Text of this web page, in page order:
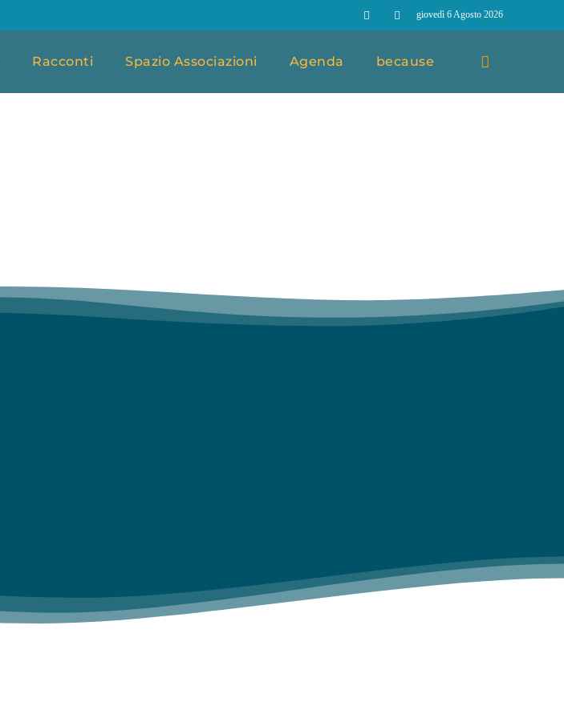
giovedì 6 Agosto 2026
Racconti Spazio Associazioni Agenda because